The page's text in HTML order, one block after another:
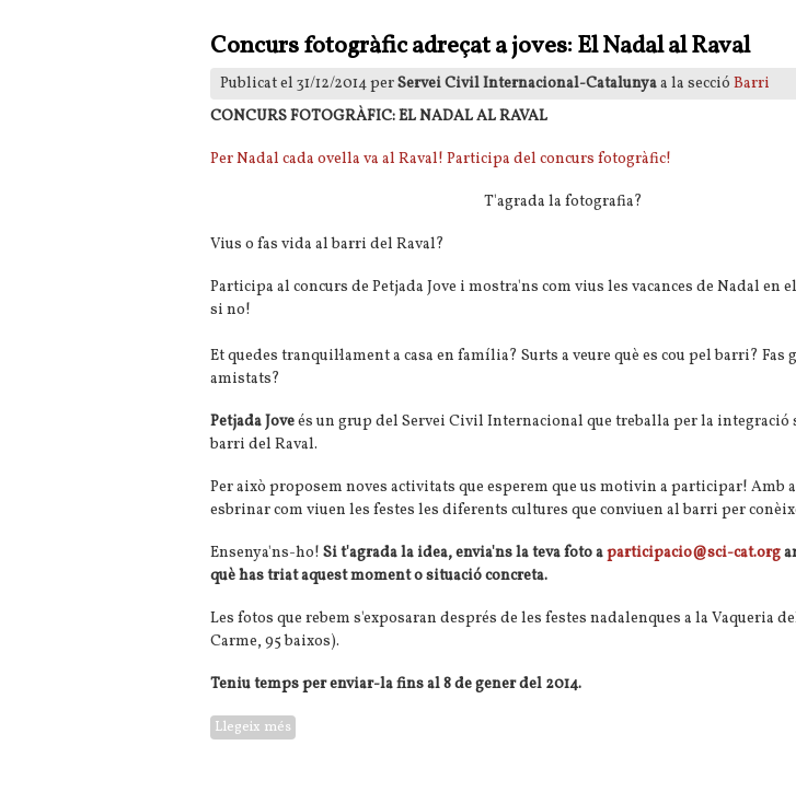
Concurs fotogràfic adreçat a joves: El Nadal al Raval
Publicat el 31/12/2014 perServei Civil Internacional-Catalunyaa la secció Barri
CONCURS FOTOGRÀFIC: EL NADAL AL RAVAL
Per Nadal cada ovella va al Raval! Participa del concurs fotogràfic!
T'agrada la fotografia?
Vius o fas vida al barri del Raval?
Participa al concurs de Petjada Jove i mostra'ns com vius les vacances de Nadal en
si no!
Et quedes tranquil·lament a casa en família? Surts a veure què es cou pel barri? Fas
amistats?
Petjada Joveés un grup del Servei Civil Internacional que treballa per la
barri del Raval.
Per això proposem noves activitats que esperem que us motivin a participar! Amb
esbrinar com viuen les festes les diferents cultures que conviuen al barri per
Ensenya'ns-ho! Si t'agrada la idea, envia'ns la teva foto aparticipacio@sci-cat.org
què has triat aquest moment o situació concreta.
Les fotos que rebem s'exposaran després de les festes nadalenques a la Vaqueria
Carme, 95 baixos).
Teniu temps per enviar-la fins al 8 de gener del 2014.
Llegeix més